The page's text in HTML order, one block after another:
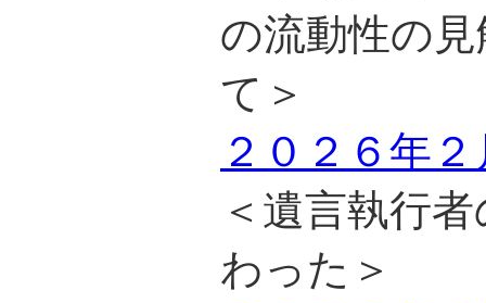
の流動性の
て＞
２０２６年
＜遺言執行
わった＞